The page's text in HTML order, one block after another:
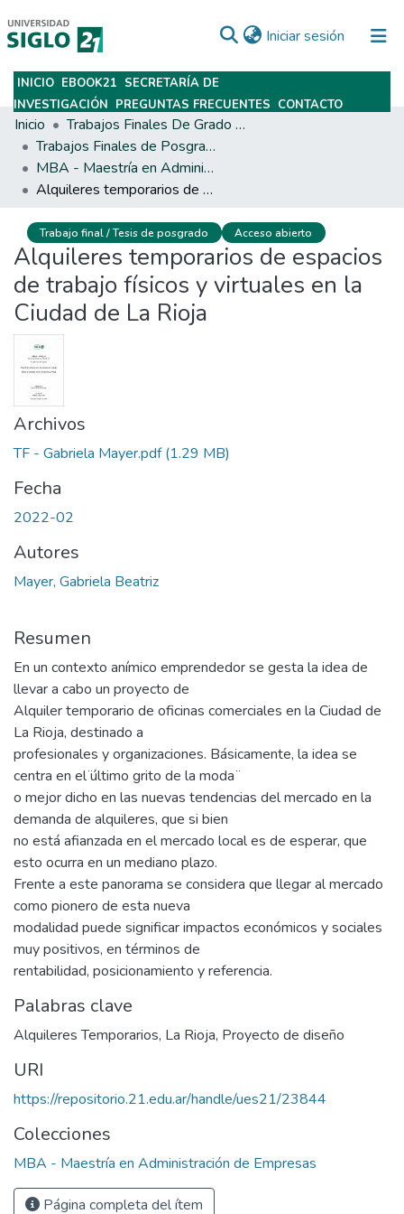
Iniciar sesión (current)
Subir
INICIO EBOOK21 SECRETARÍA DE
INVESTIGACIÓN PREGUNTAS FRECUENTES CONTACTO
Inicio
Trabajos Finales De Grado Y Posgrado
Trabajos Finales de Posgrados y Maestrías
MBA - Maestría en Administración de Empresas
Alquileres temporarios de espacios de trabajo físicos y virtuales en la Ciudad de La Rioja
Trabajo final / Tesis de posgrado Acceso abierto
Alquileres temporarios de espacios
de trabajo físicos y virtuales en la
Ciudad de La Rioja
Archivos
TF - Gabriela Mayer.pdf(1.29 MB)
Fecha
2022-02
Autores
Mayer, Gabriela Beatriz
Resumen
En un contexto anímico emprendedor se gesta la idea de
llevar a cabo un proyecto de
Alquiler temporario de oficinas comerciales en la Ciudad de
La Rioja, destinado a
profesionales y organizaciones. Básicamente, la idea se
centra en el ̈último grito de la moda ̈
o mejor dicho en las nuevas tendencias del mercado en la
demanda de alquileres, que si bien
no está afianzada en el mercado local es de esperar, que
esto ocurra en un mediano plazo.
Frente a este panorama se considera que llegar al mercado
como pionero de esta nueva
modalidad puede significar impactos económicos y sociales
muy positivos, en términos de
rentabilidad, posicionamiento y referencia.
Palabras clave
Alquileres Temporarios, La Rioja, Proyecto de diseño
URI
https://repositorio.21.edu.ar/handle/ues21/23844
Colecciones
MBA - Maestría en Administración de Empresas
Página completa del ítem